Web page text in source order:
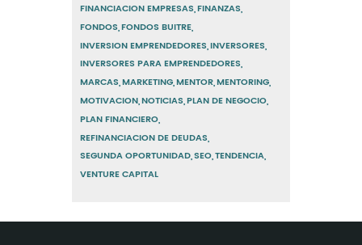
FINANCIACION EMPRESAS FINANZAS
FONDOS FONDOS BUITRE
INVERSION EMPRENDEDORES INVERSORES
INVERSORES PARA EMPRENDEDORES
MARCAS MARKETING MENTOR MENTORING
MOTIVACION NOTICIAS PLAN DE NEGOCIO
PLAN FINANCIERO
REFINANCIACION DE DEUDAS
SEGUNDA OPORTUNIDAD SEO TENDENCIA
VENTURE CAPITAL